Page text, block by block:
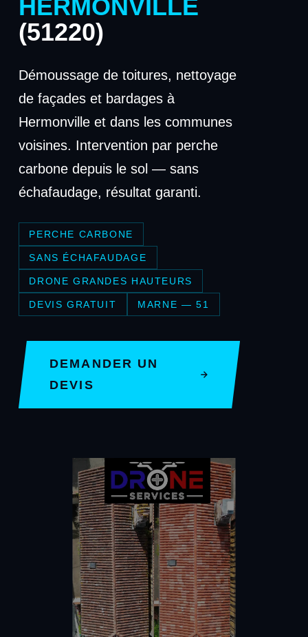
HERMONVILLE
(51220)
Démoussage de toitures, nettoyage
de façades et bardages à
Hermonville et dans les communes
voisines. Intervention par perche
carbone depuis le sol — sans
échafaudage, résultat garanti.
PERCHE CARBONE
SANS ÉCHAFAUDAGE
DRONE GRANDES HAUTEURS
DEVIS GRATUIT MARNE — 51
DEMANDER UN
DEVIS